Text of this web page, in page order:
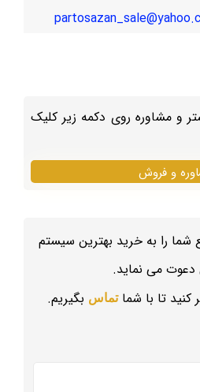
و مشاوره روی دکمه زیر کلیک
و فروش
شما را به خرید بهترین سیستم
دعوت می نماید.
کنید تا با شماتماس بگیریم.